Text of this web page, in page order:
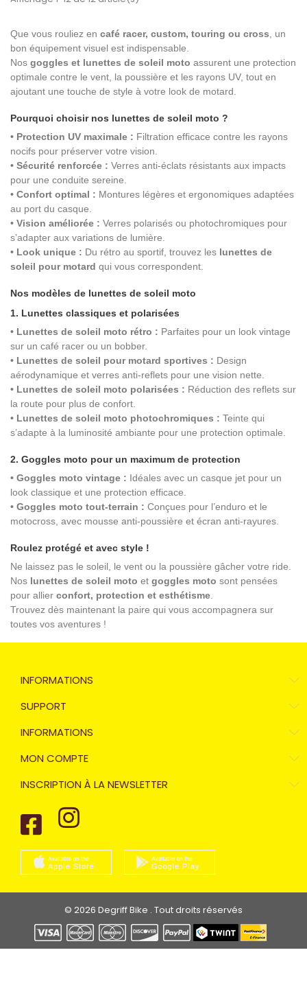
Que vous rouliez en café racer, custom, touring ou cross , un
bon équipement visuel est indispensable.
Nos goggles et lunettes de soleil moto assurent une protection
optimale contre le vent, la poussière et les rayons UV, tout en
ajoutant une touche de style à votre look de motard.
Pourquoi choisir nos lunettes de soleil moto ?
• Protection UV maximale : Filtration efficace contre les rayons
nocifs pour préserver votre vision.
• Sécurité renforcée : Verres anti-éclats résistants aux impacts
pour une conduite sereine.
• Confort optimal : Montures légères et ergonomiques adaptées
au port du casque.
• Vision améliorée : Verres polarisés ou photochromiques pour
s’adapter aux variations de lumière.
• Look unique : Du rétro au sportif, trouvez les lunettes de
soleil pour motard qui vous correspondent.
Nos modèles de lunettes de soleil moto
1. Lunettes classiques et polarisées
• Lunettes de soleil moto rétro : Parfaites pour un look vintage
sur un café racer ou un bobber.
• Lunettes de soleil pour motard sportives : Design
aérodynamique et verres anti-reflets pour une vision nette.
• Lunettes de soleil moto polarisées : Réduction des reflets sur
la route pour plus de confort.
• Lunettes de soleil moto photochromiques : Teinte qui
s’adapte à la luminosité ambiante pour une protection optimale.
2. Goggles moto pour un maximum de protection
• Goggles moto vintage : Idéales avec un casque jet pour un
look classique et une protection efficace.
• Goggles moto tout-terrain : Conçues pour l’enduro et le
motocross, avec mousse anti-poussière et écran anti-rayures.
Roulez protégé et avec style !
Ne laissez pas le soleil, le vent ou la poussière gâcher votre ride.
Nos lunettes de soleil moto et goggles moto sont pensées
pour allier confort, protection et esthétisme
Trouvez dès maintenant la paire qui vous accompagnera sur
toutes vos aventures !
INFORMATIONS
SUPPORT
INFORMATIONS
MON COMPTE
INSCRIPTION À LA NEWSLETTER
© 2026 Degriff Bike . Tout droits réservés